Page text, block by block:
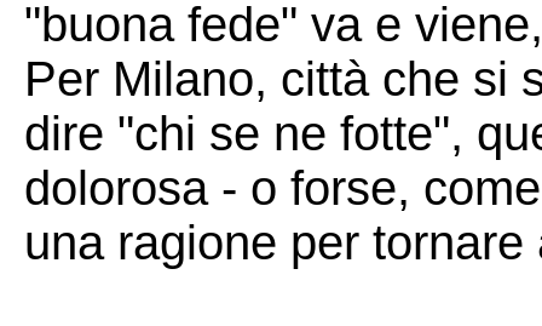
"buona fede" va e
Per Milano, città che si
dire "chi se ne fotte",
dolorosa - o forse,
una ragione per